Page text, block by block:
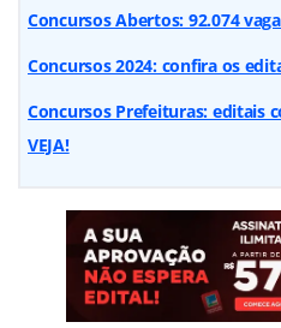
Concursos Abertos: 92.074
Concursos 2024: confira os
Concursos Prefeituras: editais
VEJA!